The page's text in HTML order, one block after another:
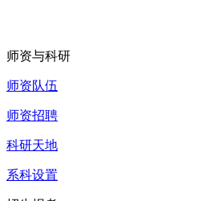
师资与科研
师资队伍
师资招聘
科研天地
系科设置